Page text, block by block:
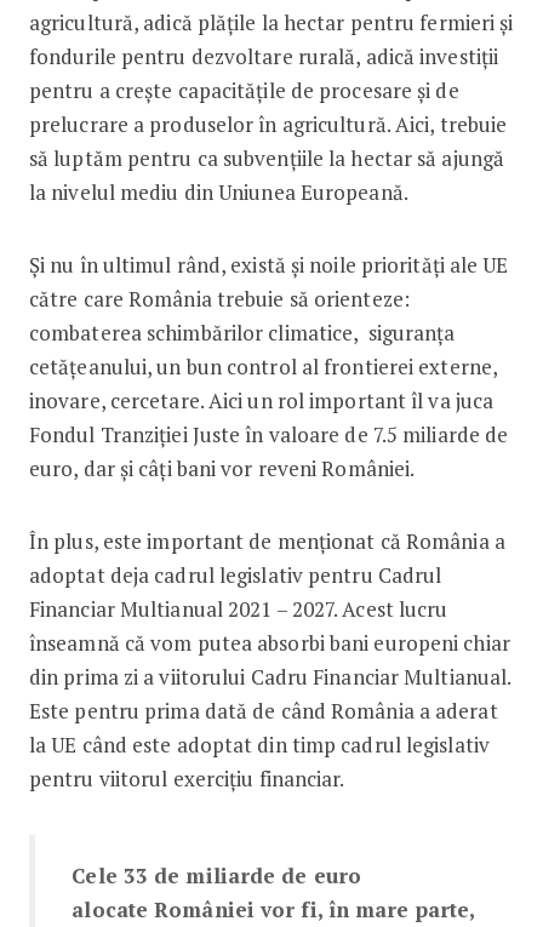
agricultură, adică plăţile la hectar pentru fermieri şi
fondurile pentru dezvoltare rurală, adică investiţii
pentru a creşte capacităţile de procesare şi de
prelucrare a produselor în agricultură. Aici, trebuie
să luptăm pentru ca subvențiile la hectar să ajungă
la nivelul mediu din Uniunea Europeană.
Și nu în ultimul rând, există şi noile priorităţi ale UE
către care România trebuie să orienteze:
combaterea schimbărilor climatice, siguranţa
cetăţeanului, un bun control al frontierei externe,
inovare, cercetare. Aici un rol important îl va juca
Fondul Tranziției Juste în valoare de 7.5 miliarde de
euro, dar și câți bani vor reveni României.
În plus, este important de menționat că România a
adoptat deja cadrul legislativ pentru Cadrul
Financiar Multianual 2021 – 2027. Acest lucru
înseamnă că vom putea absorbi bani europeni chiar
din prima zi a viitorului Cadru Financiar Multianual.
Este pentru prima dată de când România a aderat
la UE când este adoptat din timp cadrul legislativ
pentru viitorul exercițiu financiar.
Cele 33 de miliarde de euro
alocate României vor fi, în mare parte,